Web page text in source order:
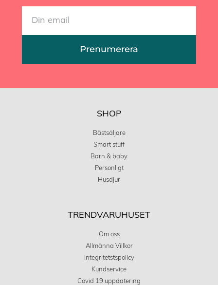
Prenumerera
SHOP
Bästsäljare
Smart stuff
Barn & baby
Personligt
Husdjur
TRENDVARUHUSET
Om oss
Allmänna Villkor
Integritetstspolicy
Kundservice
Covid 19 uppdatering